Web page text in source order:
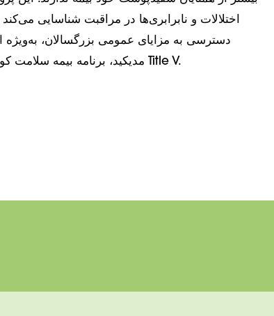
اختلالات و نابرابری‌ها در مراقبت شناسایی
دسترسی به مزایای عمومی بزرگسالان، به‌ویژه
مدیکید، برنامه بیمه سلامت کودکان، درآمد تکمیلی تأمین اجتماعی و خدمات Title V.